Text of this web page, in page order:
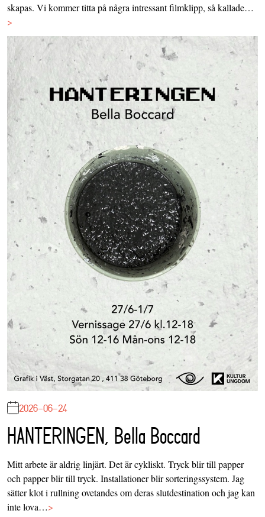
skapas. Vi kommer titta på några intressant filmklipp, så kallade…
>
2026-06-24
HANTERINGEN, Bella Boccard
Mitt arbete är aldrig linjärt. Det är cykliskt. Tryck blir till papper
och papper blir till tryck. Installationer blir sorteringssystem. Jag
sätter klot i rullning ovetandes om deras slutdestination och jag kan
inte lova…>